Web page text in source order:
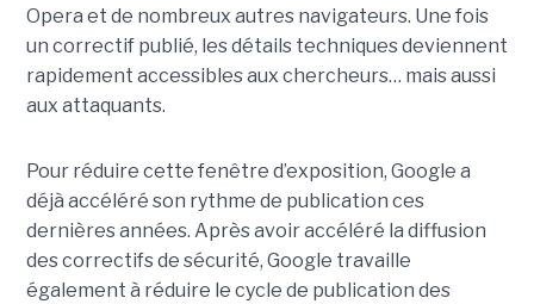
Opera et de nombreux autres navigateurs. Une fois
un correctif publié, les détails techniques deviennent
rapidement accessibles aux chercheurs… mais aussi
aux attaquants.
Pour réduire cette fenêtre d’exposition, Google a
déjà accéléré son rythme de publication ces
dernières années. Après avoir accéléré la diffusion
des correctifs de sécurité, Google travaille
également à réduire le cycle de publication des